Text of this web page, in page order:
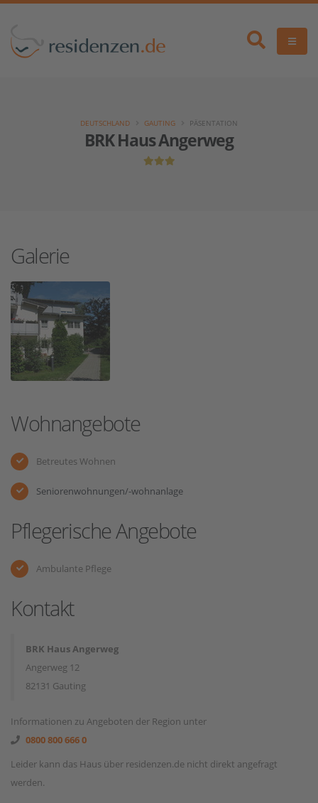
BRK Haus Angerweg
DEUTSCHLAND GAUTING PÄSENTATION
Galerie
Wohnangebote
Betreutes Wohnen
Seniorenwohnungen/-wohnanlage
Pflegerische Angebote
Ambulante Pflege
Kontakt
BRK Haus Angerweg
Angerweg 12
82131 Gauting
Informationen zu Angeboten der Region unter
0800 800 666 0
Leider kann das Haus über residenzen.de nicht direkt angefragt
werden.